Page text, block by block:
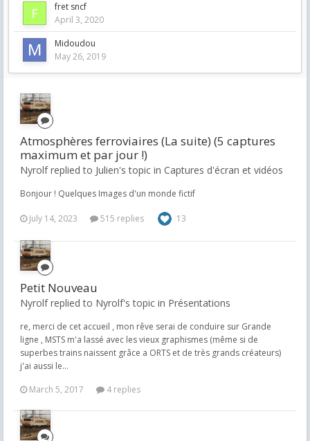
fret sncf
April 3, 2020
Midoudou
May 26, 2019
Atmosphères ferroviaires (La suite) (5 captures
maximum et par jour !)
Nyrolf replied to Julien's topic in Captures d'écran et vidéos
Bonjour ! Quelques Images d'un monde fictif
July 14, 2023 515 replies 13
Petit Nouveau
Nyrolf replied to Nyrolf's topic in Présentations
re, merci de cet accueil , mon rêve serai de conduire sur Grande
ligne , MSTS m'a lassé avec les vieux graphismes (même si de
superbes trains naissent grâce a ORTS et de très grands créateurs)
j'ai aussi le...
March 5, 2017
4 replies